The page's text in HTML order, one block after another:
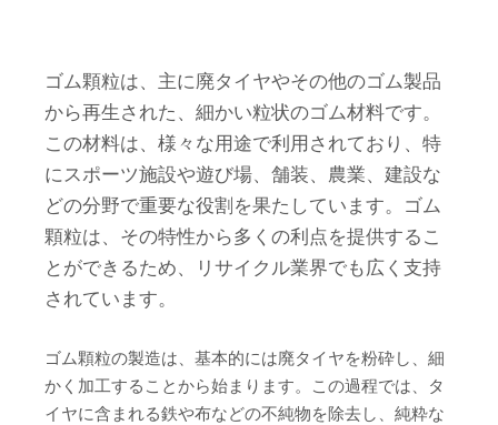
ゴム顆粒は、主に廃タイヤやその他のゴム製品
から再生された、細かい粒状のゴム材料です。
この材料は、様々な用途で利用されており、特
にスポーツ施設や遊び場、舗装、農業、建設な
どの分野で重要な役割を果たしています。ゴム
顆粒は、その特性から多くの利点を提供するこ
とができるため、リサイクル業界でも広く支持
されています。
ゴム顆粒の製造は、基本的には廃タイヤを粉砕し、細
かく加工することから始まります。この過程では、タ
イヤに含まれる鉄や布などの不純物を除去し、純粋な